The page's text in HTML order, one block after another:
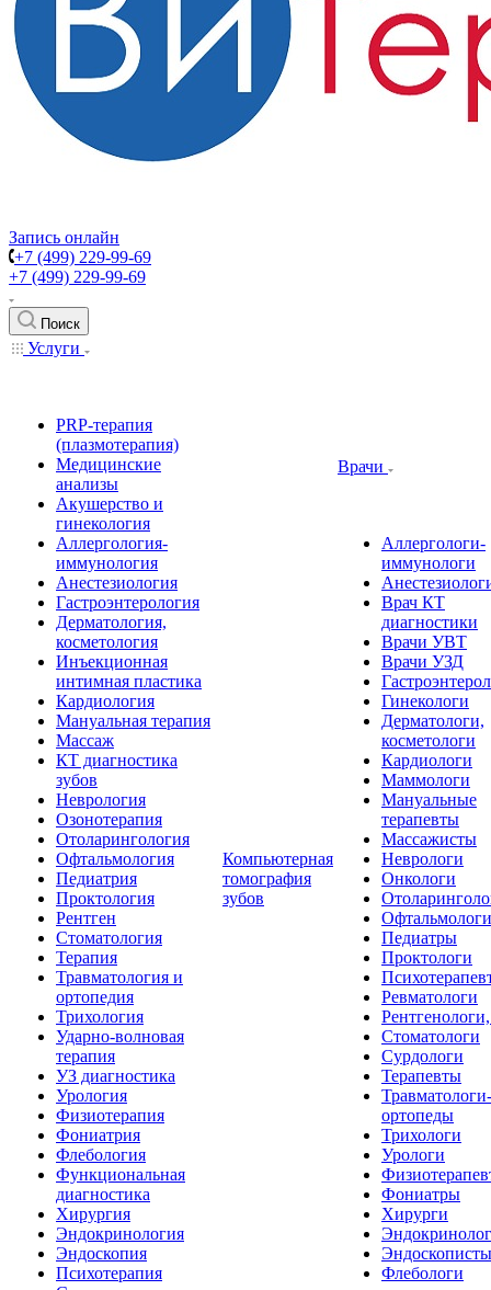
Запись онлайн
+7 (499) 229-99-69
+7 (499) 229-99-69
Поиск
Услуги
PRP-терапия
(плазмотерапия)
Медицинские
анализы
Акушерство и
гинекология
Аллергология-
иммунология
Анестезиология
Гастроэнтерология
Дерматология,
косметология
Инъекционная
интимная пластика
Кардиология
Мануальная терапия
Массаж
КТ диагностика
зубов
Неврология
Озонотерапия
Отоларингология
Офтальмология
Педиатрия
Проктология
Рентген
Стоматология
Терапия
Травматология и
ортопедия
Трихология
Ударно-волновая
терапия
УЗ диагностика
Урология
Физиотерапия
Фониатрия
Флебология
Функциональная
диагностика
Хирургия
Эндокринология
Эндоскопия
Психотерапия
Компьютерная
томография
зубов
Врачи
Аллергологи-
иммунологи
Врач КТ
диагностики
Врачи УВТ
Врачи УЗД
Гинекологи
Дерматологи,
косметологи
Кардиологи
Маммологи
Мануальные
терапевты
Массажисты
Неврологи
Онкологи
Офтальмологи
Педиатры
Проктологи
Ревматологи
Стоматологи
Сурдологи
Терапевты
Травматологи-
ортопеды
Трихологи
Урологи
Фониатры
Хирурги
Эндоскописты
Флебологи